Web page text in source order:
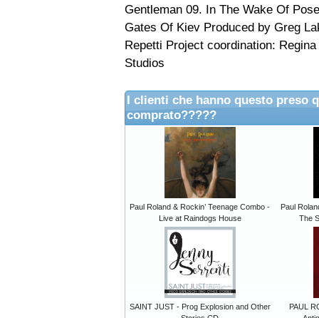
Gentleman 09. In The Wake Of
Gates Of Kiev Produced by Greg
Repetti Project coordination:
Studios
I clienti che hanno questo preso
comprato?????
Paul Roland & Rockin’ Teenage Combo -
Live at Raindogs House
Paul
The
SAINT JUST - Prog Explosion and Other
PAUL